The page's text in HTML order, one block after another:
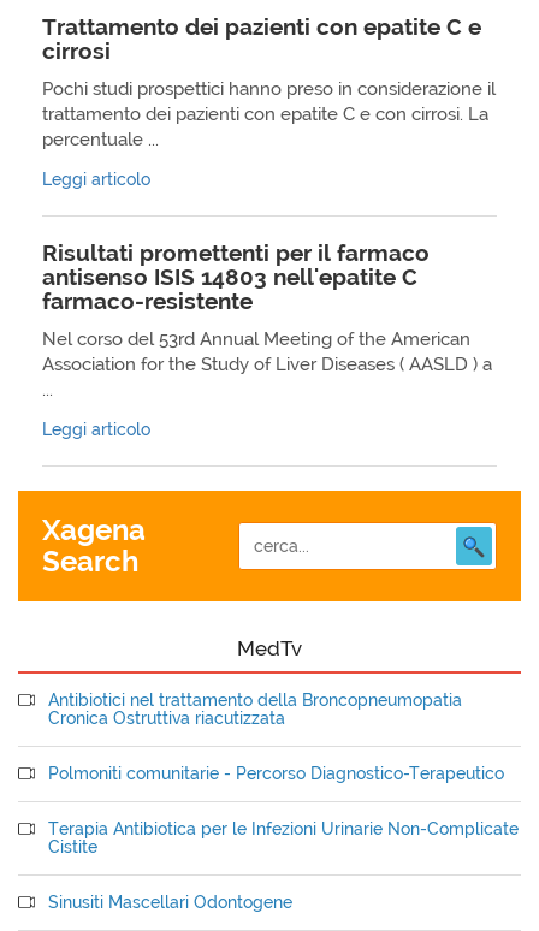
Trattamento dei pazienti con epatite C e
cirrosi
Pochi studi prospettici hanno preso in considerazione il
trattamento dei pazienti con epatite C e con cirrosi. La
percentuale ...
Leggi articolo
Risultati promettenti per il farmaco
antisenso ISIS 14803 nell'epatite C
farmaco-resistente
Nel corso del 53rd Annual Meeting of the American
Association for the Study of Liver Diseases ( AASLD ) a
...
Leggi articolo
Xagena
Search
MedTv
Antibiotici nel trattamento della Broncopneumopatia
Cronica Ostruttiva riacutizzata
Polmoniti comunitarie - Percorso Diagnostico-Terapeutico
Terapia Antibiotica per le Infezioni Urinarie Non-Complicate
Cistite
Sinusiti Mascellari Odontogene